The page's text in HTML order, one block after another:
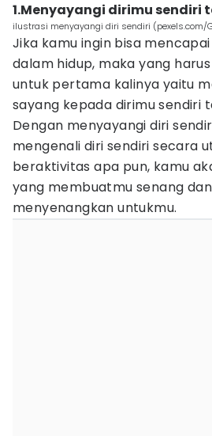
1.Menyayangi dirimu sendiri
ilustrasi menyayangi diri sendiri (pexels.com/
Jika kamu ingin bisa
dalam hidup, maka yang
untuk pertama kalinya yaitu
sayang kepada dirimu sendiri
Dengan menyayangi diri
mengenali diri sendiri secara
beraktivitas apa pun, kamu
yang membuatmu senang
menyenangkan untukmu.